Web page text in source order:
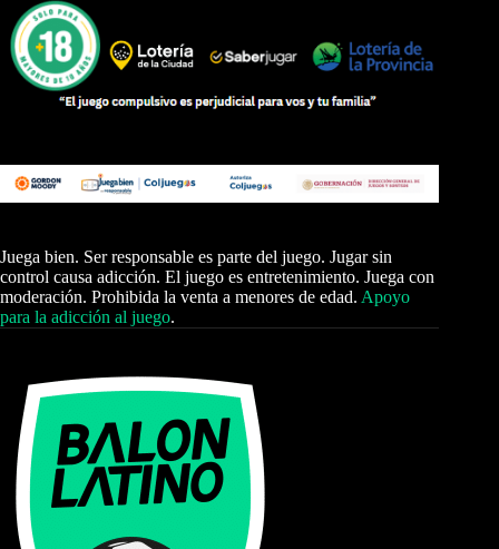
Juega bien. Ser responsable es parte del juego. Jugar sin
control causa adicción. El juego es entretenimiento. Juega con
moderación. Prohibida la venta a menores de edad. Apoyo
para la adicción al juego.